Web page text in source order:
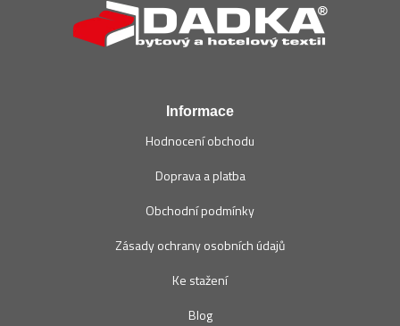
Informace
Hodnocení obchodu
Doprava a platba
Obchodní podmínky
Zásady ochrany osobních údajů
Ke stažení
Blog